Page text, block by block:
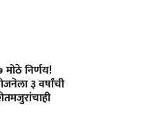
मोठे निर्णय!
३ वर्षांची